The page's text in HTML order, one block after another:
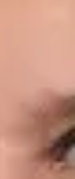
Global Health
Doctor at Global
Flebologia y